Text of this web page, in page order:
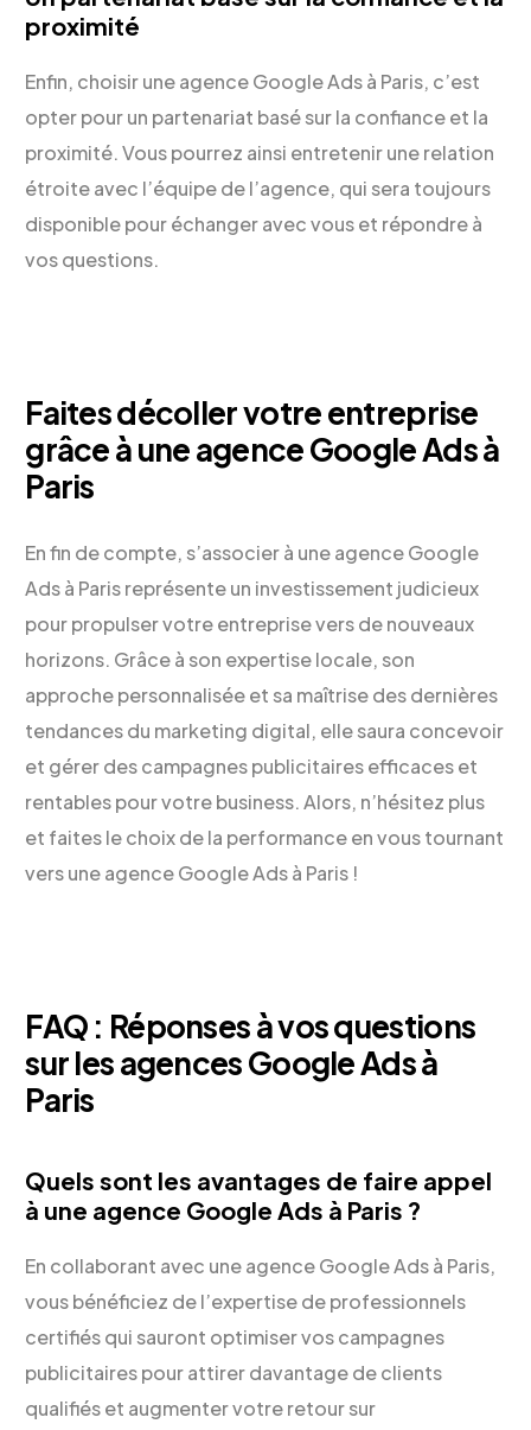
proximité
Enfin, choisir une agence Google Ads à Paris, c’est
opter pour un partenariat basé sur la confiance et la
proximité. Vous pourrez ainsi entretenir une relation
étroite avec l’équipe de l’agence, qui sera toujours
disponible pour échanger avec vous et répondre à
vos questions.
Faites décoller votre entreprise
grâce à une agence Google Ads à
Paris
En fin de compte, s’associer à une agence Google
Ads à Paris représente un investissement judicieux
pour propulser votre entreprise vers de nouveaux
horizons. Grâce à son expertise locale, son
approche personnalisée et sa maîtrise des dernières
tendances du marketing digital, elle saura concevoir
et gérer des campagnes publicitaires efficaces et
rentables pour votre business. Alors, n’hésitez plus
et faites le choix de la performance en vous tournant
vers une agence Google Ads à Paris !
FAQ : Réponses à vos questions
sur les agences Google Ads à
Paris
Quels sont les avantages de faire appel
à une agence Google Ads à Paris ?
En collaborant avec une agence Google Ads à Paris,
vous bénéficiez de l’expertise de professionnels
certifiés qui sauront optimiser vos campagnes
publicitaires pour attirer davantage de clients
qualifiés et augmenter votre retour sur